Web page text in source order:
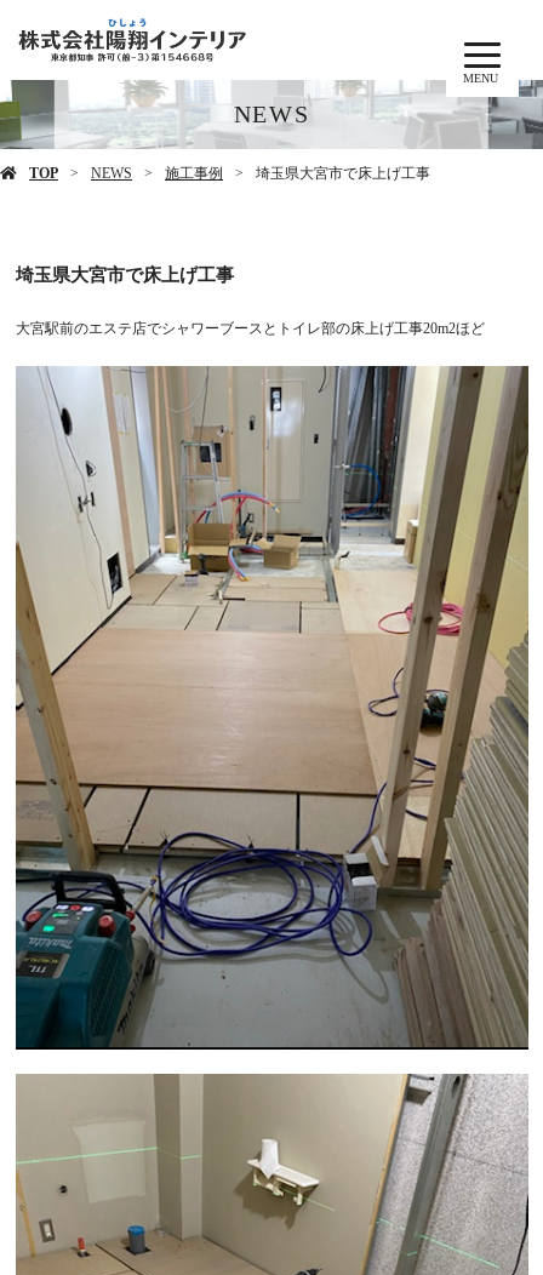
MENU
NEWS
TOP NEWS 施工事例 埼玉県大宮市で床上げ工事
埼玉県大宮市で床上げ工事
大宮駅前のエステ店でシャワーブースとトイレ部の床上げ工事20m2ほど